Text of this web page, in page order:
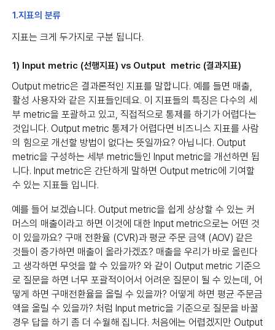
1.지표의 분류
지표는 크게 두가지로 구분 됩니다.
1) Input metric (선행지표) vs Output metric (결과지표)
Output metric은 결과론적인 지표를 말합니다. 예를 들면 매출,
활성 사용자와 같은 지표들인데요. 이 지표들의 특징은 다수의 세
부 metric을 포괄하고 있고, 직접적으로 통제를 하기가 어렵다는
것입니다. Output metric 통제가 어렵다면 비즈니스 지표를 사람
의 힘으로 개선할 방법이 없다는 뜻일까요? 아닙니다. Output
metric을 구성하는 세부 metric들인 Input metric을 개선하면 됩
니다. Input metric은 간단하게 말하면 Output metric에 기여할
수 있는 지표들 입니다.
예를 들어 보겠습니다. Output metric을 쉽게 상상할 수 있는 커
머스의 매출이라고 하면 이것에 대한 Input metric으로는 어떤 것
이 있을까요? 구매 전환율 (CVR)과 평균 주문 금액 (AOV) 같은
것들이 증가하면 매출이 올라가겠죠? 매출을 우리가 바로 올린다
고 생각하면 무엇을 할 수 있을까? 와 같이 Output metric 기준으
로 질문을 하면 너무 포괄적이어서 어려운 질문이 될 수 있는데, 어
떻게 하면 구매전환율을 올릴 수 있을까? 어떻게 하면 평균 주문금
액을 올릴 수 있을까? 처럼 Input metric을 기준으로 질문을 바꿀
경우 답을 하기 좀 더 수월해 집니다. 처음에는 어렵겠지만 Output